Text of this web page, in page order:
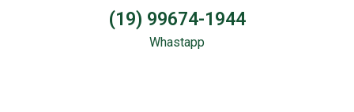
(19) 99674-1944
Whastapp